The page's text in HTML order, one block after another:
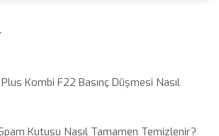
Kombi F22 Basınç Düşmesi Nasıl
Kutusu Nasıl Tamamen Temizlenir?